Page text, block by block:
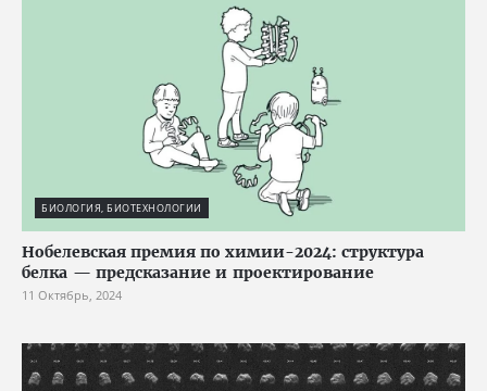
БИОЛОГИЯ, БИОТЕХНОЛОГИИ
Нобелевская премия по химии-2024: структура
белка — предсказание и проектирование
11 Октябрь, 2024